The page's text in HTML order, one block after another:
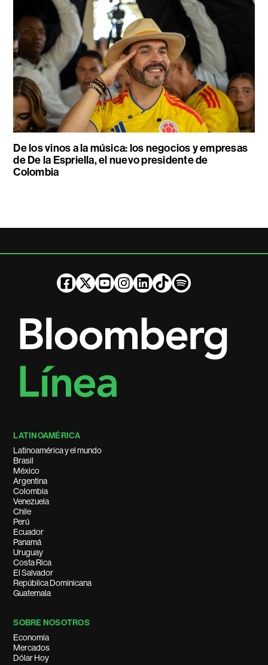
De los vinos a la música: los negocios y empresas
de De la Espriella, el nuevo presidente de
Colombia
LATINOAMÉRICA
Latinoamérica y el mundo
Brasil
México
Argentina
Colombia
Venezuela
Chile
Perú
Ecuador
Panamá
Uruguay
Costa Rica
El Salvador
República Dominicana
Guatemala
SOBRE NOSOTROS
Economía
Mercados
Dólar Hoy